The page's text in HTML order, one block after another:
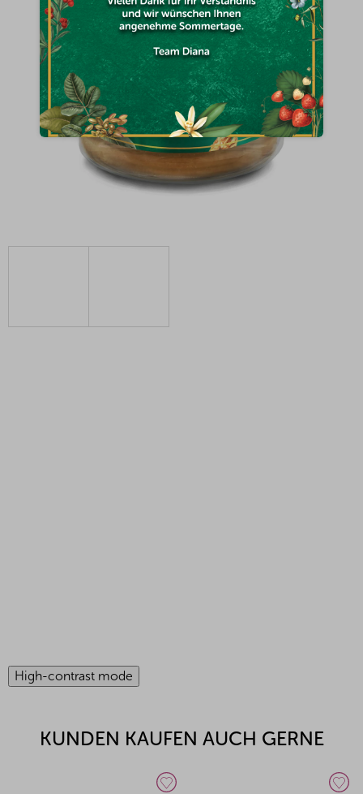
High-contrast mode
KUNDEN KAUFEN AUCH GERNE